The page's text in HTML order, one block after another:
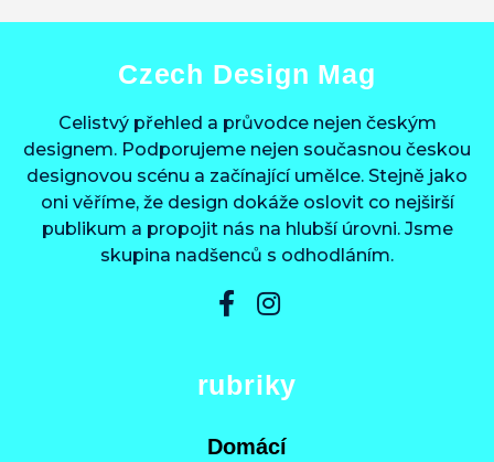
Czech Design Mag
Celistvý přehled a průvodce nejen českým
designem. Podporujeme nejen současnou českou
designovou scénu a začínající umělce. Stejně jako
oni věříme, že design dokáže oslovit co nejširší
publikum a propojit nás na hlubší úrovni. Jsme
skupina nadšenců s odhodláním.
rubriky
Domácí